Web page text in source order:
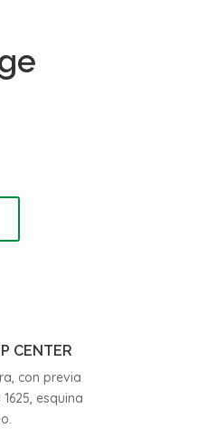
CENTER
con previa
esquina